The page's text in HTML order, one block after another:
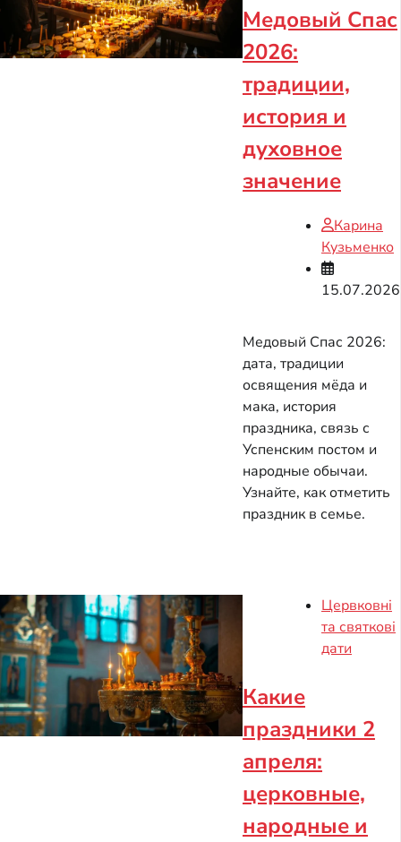
Медовый Спас
2026:
традиции,
история и
духовное
значение
Карина
Кузьменко
15.07.2026
Медовый Спас 2026:
дата, традиции
освящения мёда и
мака, история
праздника, связь с
Успенским постом и
народные обычаи.
Узнайте, как отметить
праздник в семье.
Цервковні
та святкові
дати
Какие
праздники 2
апреля:
церковные,
народные и